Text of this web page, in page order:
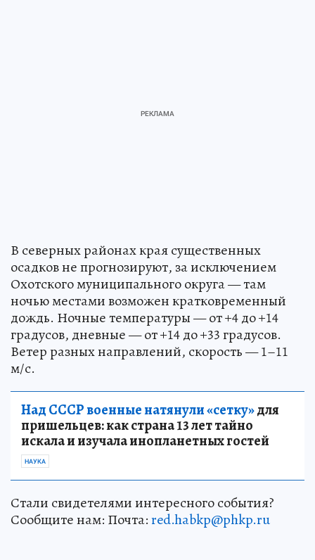
В северных районах края существенных
осадков не прогнозируют, за исключением
Охотского муниципального округа — там
ночью местами возможен кратковременный
дождь. Ночные температуры — от +4 до +14
градусов, дневные — от +14 до +33 градусов.
Ветер разных направлений, скорость — 1–11
м/с.
Над СССР военные натянули «сетку»для
пришельцев: как страна 13 лет тайно
искала и изучала инопланетных гостей
НАУКА
Стали свидетелями интересного события?
Сообщите нам: Почта:red.habkp@phkp.ru